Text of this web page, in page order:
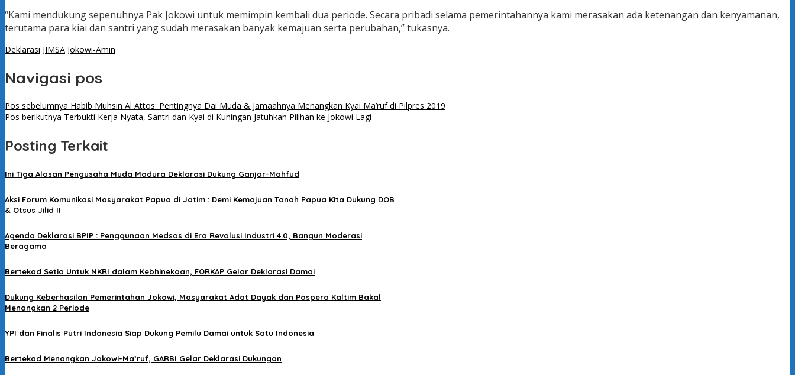
“Kami mendukung sepenuhnya Pak Jokowi untuk memimpin kembali dua periode. Secara pribadi selama pemerintahannya kami merasakan ada ketenangan dan kenyamanan,
terutama para kiai dan santri yang sudah merasakan banyak kemajuan serta perubahan,” tukasnya.
Deklarasi JIMSA Jokowi-Amin
Navigasi pos
Pos sebelumnya Habib Muhsin Al Attos: Pentingnya Dai Muda & Jamaahnya Menangkan Kyai Ma’ruf di Pilpres 2019
Pos berikutnya Terbukti Kerja Nyata, Santri dan Kyai di Kuningan Jatuhkan Pilihan ke Jokowi Lagi
Posting Terkait
Ini Tiga Alasan Pengusaha Muda Madura Deklarasi Dukung Ganjar-Mahfud
Aksi Forum Komunikasi Masyarakat Papua di Jatim : Demi Kemajuan Tanah Papua Kita Dukung DOB
& Otsus Jilid II
Agenda Deklarasi BPIP : Penggunaan Medsos di Era Revolusi Industri 4.0, Bangun Moderasi
Beragama
Bertekad Setia Untuk NKRI dalam Kebhinekaan, FORKAP Gelar Deklarasi Damai
Dukung Keberhasilan Pemerintahan Jokowi, Masyarakat Adat Dayak dan Pospera Kaltim Bakal
Menangkan 2 Periode
YPI dan Finalis Putri Indonesia Siap Dukung Pemilu Damai untuk Satu Indonesia
Bertekad Menangkan Jokowi-Ma’ruf, GARBI Gelar Deklarasi Dukungan